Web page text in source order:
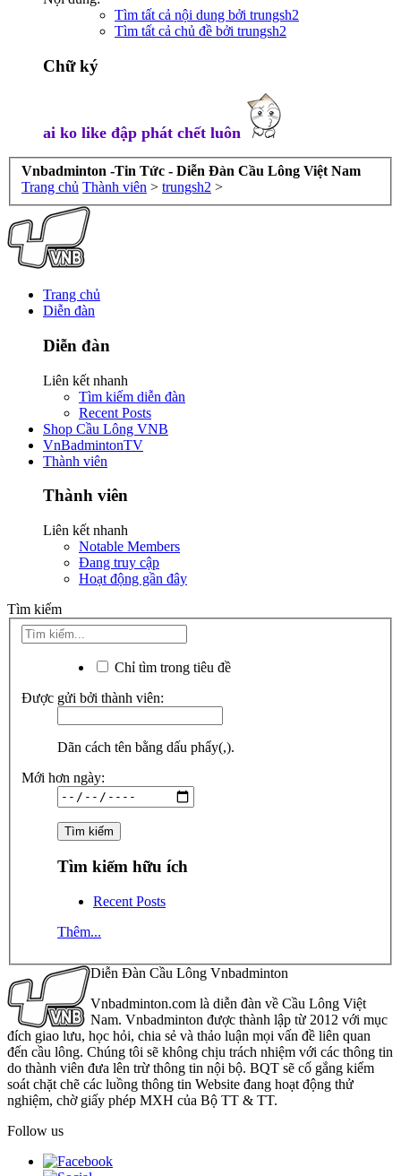
Tìm tất cả nội dung bởi trungsh2
Tìm tất cả chủ đề bởi trungsh2
Chữ ký
ai ko like đập phát chết luôn
Vnbadminton -Tin Tức - Diễn Đàn Cầu Lông Việt Nam
Trang chủ Thành viên > trungsh2 >
Trang chủ
Diễn đàn
Diễn đàn
Liên kết nhanh
Tìm kiếm diễn đàn
Recent Posts
Shop Cầu Lông VNB
VnBadmintonTV
Thành viên
Thành viên
Liên kết nhanh
Notable Members
Đang truy cập
Hoạt động gần đây
Tìm kiếm
Chỉ tìm trong tiêu đề
Được gửi bởi thành viên:
Dãn cách tên bằng dấu phẩy(,).
Mới hơn ngày:
Tìm kiếm hữu ích
Recent Posts
Thêm...
Diễn Đàn Cầu Lông Vnbadminton
Vnbadminton.com là diễn đàn về Cầu Lông Việt
Nam. Vnbadminton được thành lập từ 2012 với mục
đích giao lưu, học hỏi, chia sẻ và thảo luận mọi vấn đề liên quan
đến cầu lông. Chúng tôi sẽ không chịu trách nhiệm với các thông tin
do thành viên đưa lên trừ thông tin nội bộ. BQT sẽ cố gắng kiểm
soát chặt chẽ các luồng thông tin Website đang hoạt động thử
nghiệm, chờ giấy phép MXH của Bộ TT & TT.
Follow us